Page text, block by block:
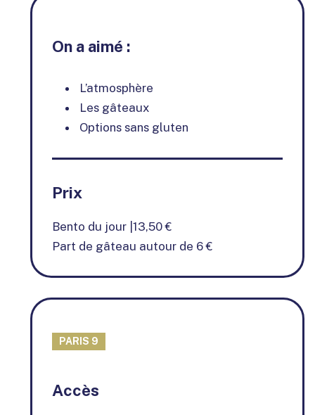
On a aimé :
L’atmosphère
Les gâteaux
Options sans gluten
Prix
Bento du jour |13,50 €
Part de gâteau autour de 6 €
PARIS 9
−
Accès